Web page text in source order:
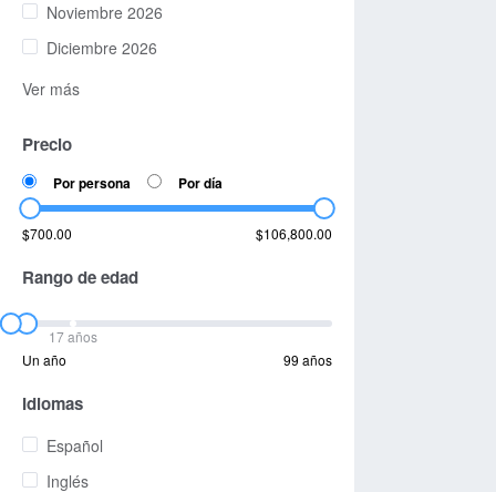
Noviembre 2026
Diciembre 2026
Ver más
Precio
Por persona Por día
$700.00 $106,800.00
Rango de edad
17 años
Un año
99 años
Idiomas
Español
Inglés